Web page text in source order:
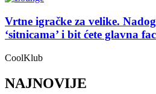
Vrtne igračke za velike.
‘sitnicama’ i bit ćete glavna
CoolKlub
NAJNOVIJE